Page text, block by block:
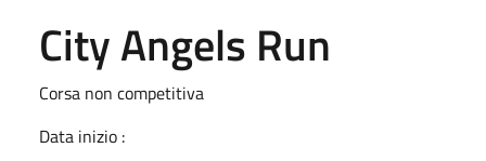
City Angels Run
Corsa non competitiva
Data inizio :